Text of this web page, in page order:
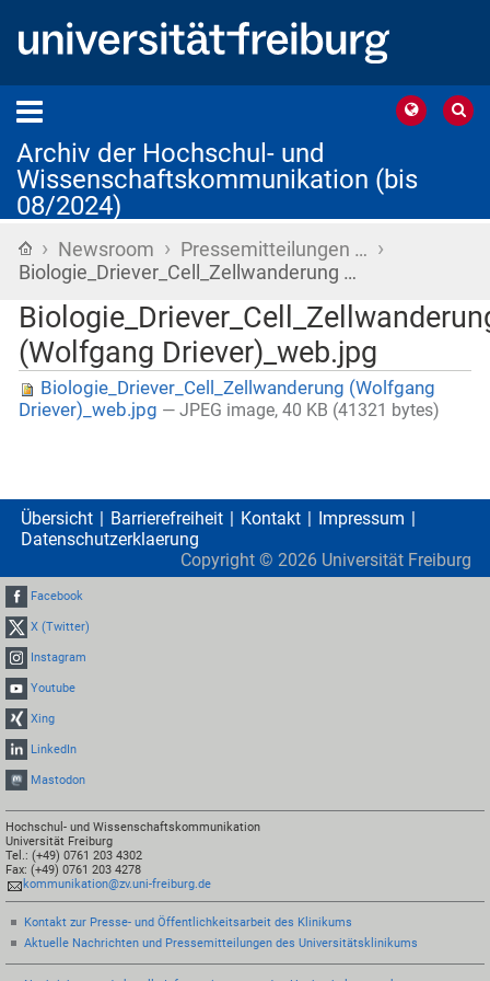
Archiv der Hochschul- und
Wissenschaftskommunikation (bis
08/2024)
Startseite
› Newsroom › Pressemitteilungen … ›
Biologie_Driever_Cell_Zellwanderung …
(Wolfgang Driever)_web.jpg
Biologie_Driever_Cell_Zellwanderung (Wolfgang
Driever)_web.jpg — JPEG image, 40 KB (41321 bytes)
Übersicht Barrierefreiheit Kontakt
Impressum
Datenschutzerklaerung
Copyright © 2026 Universität Freiburg
Facebook
X (Twitter)
Instagram
Youtube
Xing
LinkedIn
Mastodon
Hochschul- und Wissenschaftskommunikation
Universität Freiburg
Tel.: (+49) 0761 203 4302
Fax: (+49) 0761 203 4278
kommunikation@zv.uni-freiburg.de
Kontakt zur Presse- und Öffentlichkeitsarbeit des Klinikums
Aktuelle Nachrichten und Pressemitteilungen des Universitätsklinikums